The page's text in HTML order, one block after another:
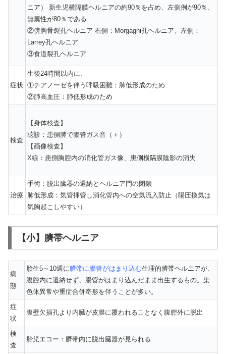
ニア） 新生児横隔膜ヘルニアの約90％を占め、左側例が90％、
無囊性が80％である
②傍胸骨裂孔ヘルニア 右側：Morgagni孔ヘルニア、左側：
Larrey孔ヘルニア
③食道裂孔ヘルニア
症状
生後24時間以内に、
①チアノーゼを伴う呼吸困難：肺低形成のため
②肺高血圧：肺低形成のため
検査
【身体検査】
聴診：患側肺で腸管ガス音（＋）
【画像検査】
X線：患側胸腔内の消化管ガス像、患側横隔膜陰影の消失
治療
手術：脱出臓器の還納とヘルニア門の閉鎖
肺低形成：気管挿管し消化管内への空気流入防止（陽圧換気は
気胸起こしやすい）
【小】臍帯ヘルニア
病
態
胎生5～10週に臍帯に腸管がはまり込む生理的臍帯ヘルニアが、
腹腔内に還納せず、腸管がはまり込んだまま出生するもの。染
色体異常や重症合併奇形を伴うことが多い。
症
状
腹壁欠損孔より内臓が皮膜に覆われることなく腹腔外に脱出
検
査
胎児エコー：臍帯内に脱出臓器が見られる